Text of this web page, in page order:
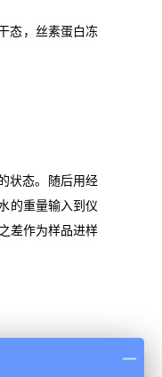
态，丝素蛋白冻
状态。随后用经
的重量输入到仪
差作为样品进样